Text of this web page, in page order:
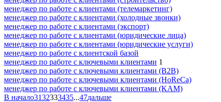
менеджер по работе с клиентами (телемаркетинг)
менеджер по работе с клиентами (холодные звонки)
менеджер по работе с клиентами (экспорт)
менеджер по работе с клиентами (юридические лица)
менеджер по работе с клиентами (юридические услуги)
менеджер по работе с клиентской базой
менеджер по работе с ключевыми клиентами 1
менеджер по работе с ключевыми клиентами (B2B)
менеджер по работе с ключевыми клиентами (HoReCa)
менеджер по работе с ключевыми клиентами (KAM)
В начало3132333435...47дальше